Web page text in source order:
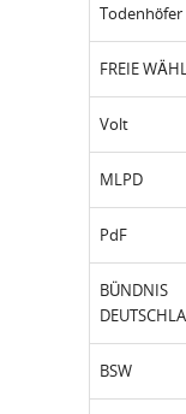
Todenhöfer
FREIE
Volt
MLPD
PdF
BÜNDNIS
BSW